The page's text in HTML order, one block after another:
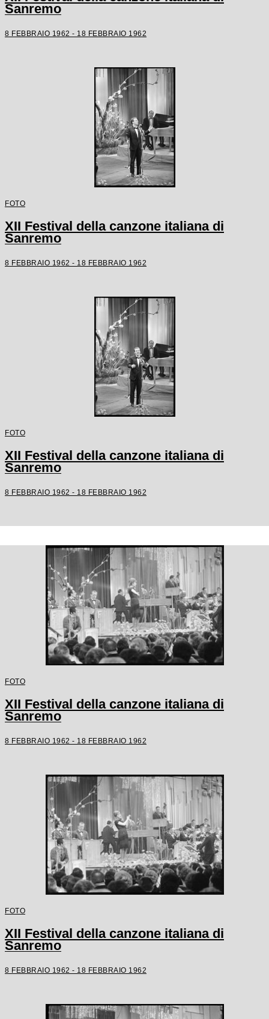
Sanremo
8 FEBBRAIO 1962 - 18 FEBBRAIO 1962
FOTO
XII Festival della canzone italiana di
Sanremo
8 FEBBRAIO 1962 - 18 FEBBRAIO 1962
FOTO
XII Festival della canzone italiana di
Sanremo
8 FEBBRAIO 1962 - 18 FEBBRAIO 1962
FOTO
XII Festival della canzone italiana di
Sanremo
8 FEBBRAIO 1962 - 18 FEBBRAIO 1962
FOTO
XII Festival della canzone italiana di
Sanremo
8 FEBBRAIO 1962 - 18 FEBBRAIO 1962